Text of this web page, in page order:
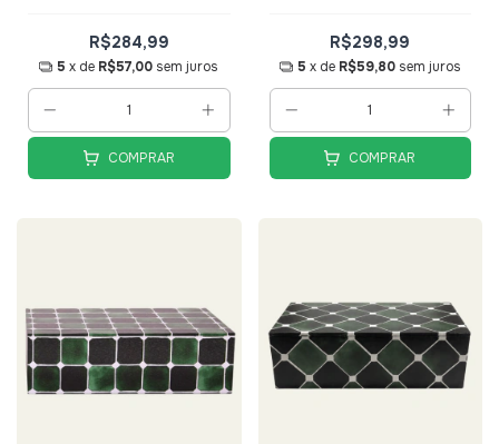
R$284,99
5 x de R$57,00 sem juros
COMPRAR
R$298,99
5 x de R$59,80 sem juros
COMPRAR